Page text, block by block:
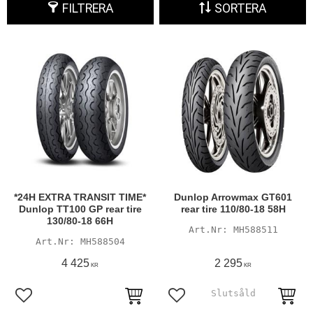
FILTRERA SORTERA
*24H EXTRA TRANSIT TIME*
Dunlop TT100 GP rear tire
130/80-18 66H
MH588504
4 425 KR
Lägg till i favoriter
Dunlop Arrowmax GT601
rear tire 110/80-18 58H
MH588511
2 295 KR
Lägg till i favoriter